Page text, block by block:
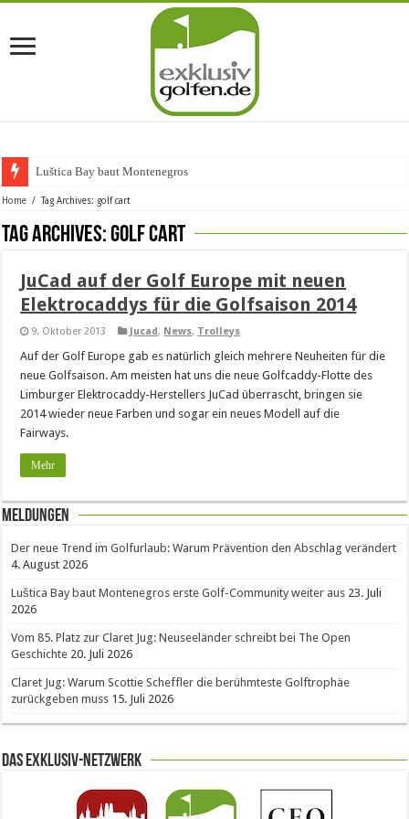
Luštica Bay baut Montenegros er
Home / Tag Archives: golf cart
Tag Archives:golf cart
JuCad auf der Golf Europe mit neuen
Elektrocaddys für die Golfsaison 2014
9. Oktober 2013 Jucad, News, Trolleys
Auf der Golf Europe gab es natürlich gleich mehrere Neuheiten für die
neue Golfsaison. Am meisten hat uns die neue Golfcaddy-Flotte des
Limburger Elektrocaddy-Herstellers JuCad überrascht, bringen sie
2014 wieder neue Farben und sogar ein neues Modell auf die
Fairways.
Mehr
Meldungen
Der neue Trend im Golfurlaub: Warum Prävention den Abschlag verändert
4. August 2026
Luštica Bay baut Montenegros erste Golf-Community weiter aus 23. Juli
2026
Vom 85. Platz zur Claret Jug: Neuseeländer schreibt bei The Open
Geschichte 20. Juli 2026
Claret Jug: Warum Scottie Scheffler die berühmteste Golftrophäe
zurückgeben muss 15. Juli 2026
Das Exklusiv-Netzwerk